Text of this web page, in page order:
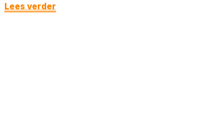
Lees verder